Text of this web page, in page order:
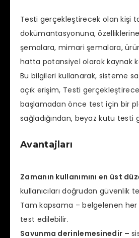
Testi gerçekleştirecek olan kişi
dokümantasyonuna,
şemalara, mimari şemalara, ürün
hatta potansiyel olarak kaynak
Bu bilgileri kullanarak, sisteme
açık erişim, Testi
başlamadan önce test için bir
sağladığından, beyaz kutu testi
Avantajları
Zamanın kullanımını en üst
kullanıcıları doğrudan güvenlik
Tam kapsama – belgelenen her
test edilebilir.
Savunma derinlemesinedir –